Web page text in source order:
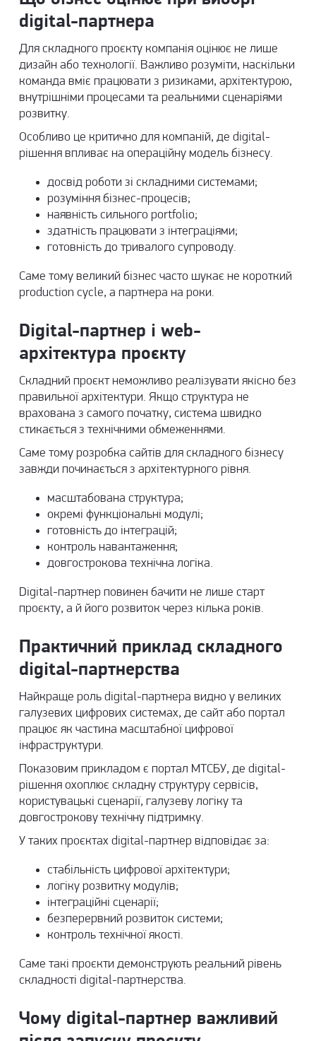
digital-партнера
Для складного проєкту компанія оцінює не лише
дизайн або технології. Важливо розуміти, наскільки
команда вміє працювати з ризиками, архітектурою,
внутрішніми процесами та реальними сценаріями
розвитку.
Особливо це критично для компаній, де digital-
рішення впливає на операційну модель бізнесу.
досвід роботи зі складними системами;
розуміння бізнес-процесів;
наявність сильного portfolio;
здатність працювати з інтеграціями;
готовність до тривалого супроводу.
Саме тому великий бізнес часто шукає не короткий
production cycle, а партнера на роки.
Digital-партнер і web-
архітектура проєкту
Складний проєкт неможливо реалізувати якісно без
правильної архітектури. Якщо структура не
врахована з самого початку, система швидко
стикається з технічними обмеженнями.
Саме тому розробка сайтів для складного бізнесу
завжди починається з архітектурного рівня.
масштабована структура;
окремі функціональні модулі;
готовність до інтеграцій;
контроль навантаження;
довгострокова технічна логіка.
Digital-партнер повинен бачити не лише старт
проєкту, а й його розвиток через кілька років.
Практичний приклад складного
digital-партнерства
Найкраще роль digital-партнера видно у великих
галузевих цифрових системах, де сайт або портал
працює як частина масштабної цифрової
інфраструктури.
Показовим прикладом є портал МТСБУ, де digital-
рішення охоплює складну структуру сервісів,
користувацькі сценарії, галузеву логіку та
довгострокову технічну підтримку.
У таких проєктах digital-партнер відповідає за:
стабільність цифрової архітектури;
логіку розвитку модулів;
інтеграційні сценарії;
безперервний розвиток системи;
контроль технічної якості.
Саме такі проєкти демонструють реальний рівень
складності digital-партнерства.
Чому digital-партнер важливий